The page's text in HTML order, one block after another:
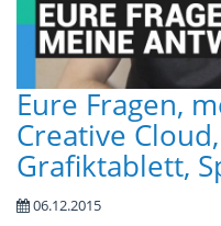
Eure Fragen,
Creative
Grafiktablett,
06.12.2015